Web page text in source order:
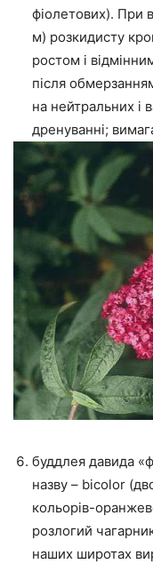
фіолетових). При
м) розкидисту
ростом і
після
на нейтральних і
дренуванні;
буддлея давида
назву – bicolor
кольорів-
розлогий
наших широтах